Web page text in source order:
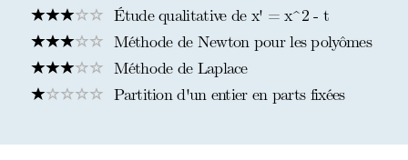
Étude qualitative de x' = x^2 - t
Méthode de Newton pour les polyômes
Méthode de Laplace
Partition d'un entier en parts fixées